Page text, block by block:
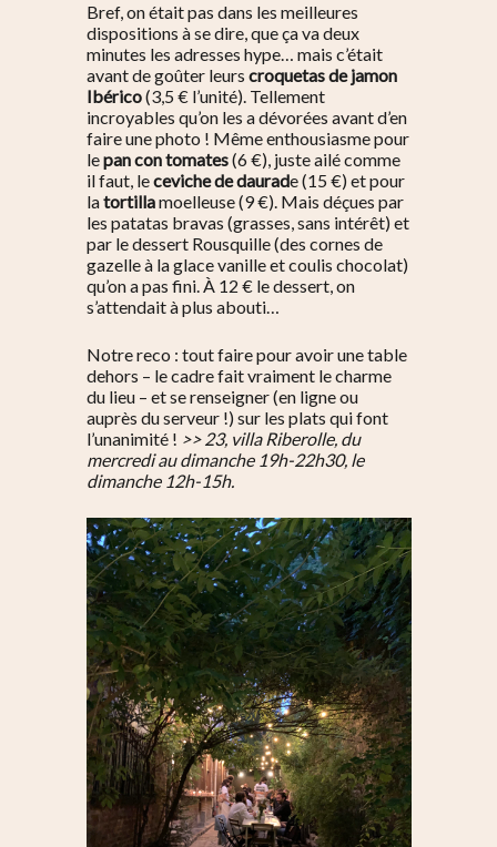
Bref, on était pas dans les meilleures
dispositions à se dire, que ça va deux
minutes les adresses hype… mais c’était
avant de goûter leurs croquetas de jamon
Ibérico(3,5 € l’unité). Tellement
incroyables qu’on les a dévorées avant d’en
faire une photo ! Même enthousiasme pour
lepan con tomates(6 €), juste ailé comme
il faut, leceviche de daurade (15 €) et pour
latortillamoelleuse (9 €). Mais déçues par
les patatas bravas (grasses, sans intérêt) et
par le dessert Rousquille (des cornes de
gazelle à la glace vanille et coulis chocolat)
qu’on a pas fini. À 12 € le dessert, on
s’attendait à plus abouti…
Notre reco : tout faire pour avoir une table
dehors – le cadre fait vraiment le charme
du lieu – et se renseigner (en ligne ou
auprès du serveur !) sur les plats qui font
l’unanimité ! >> 23, villa Riberolle, du
mercredi au dimanche 19h-22h30, le
dimanche 12h-15h.